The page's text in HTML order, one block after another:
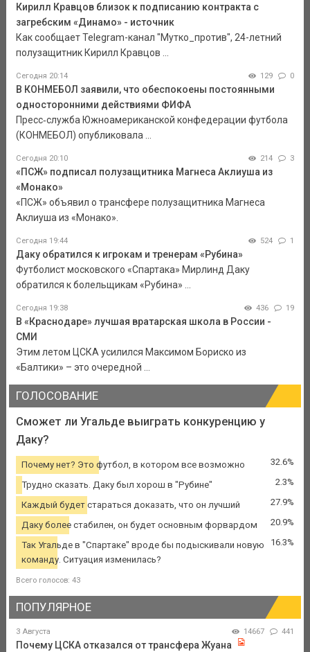
Кирилл Кравцов близок к подписанию контракта с
загребским «Динамо» - источник
Как сообщает Telegram-канал "Мутко_против", 24-летний
полузащитник Кирилл Кравцов ...
Сегодня 20:14 129 0
В КОНМЕБОЛ заявили, что обеспокоены постоянными
односторонними действиями ФИФА
Пресс‑служба Южноамериканской конфедерации футбола
(КОНМЕБОЛ) опубликовала ...
Сегодня 20:10 214 3
«ПСЖ» подписал полузащитника Магнеса Аклиуша из
«Монако»
«ПСЖ» объявил о трансфере полузащитника Магнеса
Аклиуша из «Монако».
Сегодня 19:44 524 1
Даку обратился к игрокам и тренерам «Рубина»
Футболист московского «Спартака» Мирлинд Даку
обратился к болельщикам «Рубина» ...
Сегодня 19:38 436 19
В «Краснодаре» лучшая вратарская школа в России -
СМИ
Этим летом ЦСКА усилился Максимом Бориско из
«Балтики» – это очередной ...
ГОЛОСОВАНИЕ
Сможет ли Угальде выиграть конкуренцию у
Даку?
Почему нет? Это футбол, в котором все возможно 32.6%
Трудно сказать. Даку был хорош в "Рубине" 2.3%
Каждый будет стараться доказать, что он лучший 27.9%
Даку более стабилен, он будет основным форвардом 20.9%
Так Угальде в "Спартаке" вроде бы подыскивали новую
команду. Ситуация изменилась?
16.3%
Всего голосов: 43
ПОПУЛЯРНОЕ
3 Августа 14667 441
Почему ЦСКА отказался от трансфера Жуана